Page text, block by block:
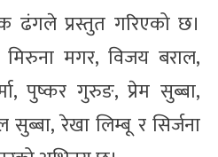
ढंगले प्रस्तुत गरिएको छ।
मिरुना मगर, विजय बराल,
पुष्कर गुरुङ, प्रेम सुब्बा,
रेखा लिम्बू र सिर्जना